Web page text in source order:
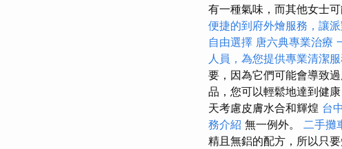
有一種氣味，而其他女士
便捷的到府外燴服務，讓
自由選擇 唐六典專業治療
人員，為您提供專業清潔
要，因為它們可能會導致
品，您可以輕鬆地達到健
天考慮皮膚水合和輝煌 台
務介紹 無一例外。 二手攤
精且無鋁的配方，所以只